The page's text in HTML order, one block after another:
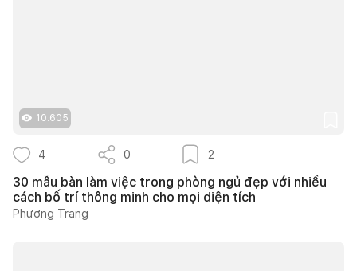
10.605
4 0 2
30 mẫu bàn làm việc trong phòng ngủ đẹp với nhiều
cách bố trí thông minh cho mọi diện tích
Phương Trang